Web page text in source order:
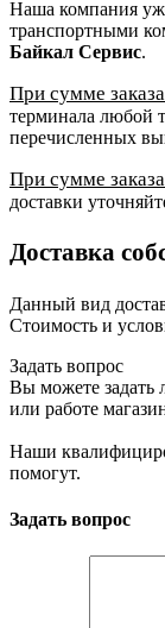
Наша компания
транспортными
Байкал Сервис.
При сумме
терминала любой
перечисленных
При сумме
доставки
Доставка
Данный вид
Стоимость и
Задать вопрос
Вы можете задать
или работе
Наши
помогут.
Задать вопрос